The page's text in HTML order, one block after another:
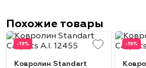
Похожие товары
-19%
Ковролин Standart
-19%